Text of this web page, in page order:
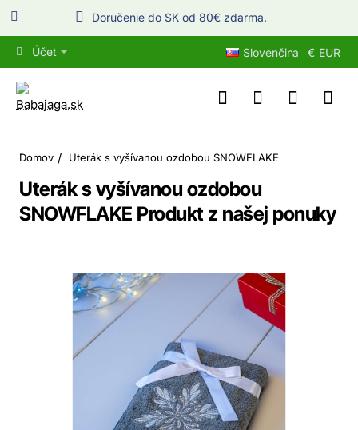
Doručenie do SK od 80€ zdarma.
Účet Slovenčina € EUR
Uterák s vyšívanou ozdobou
SNOWFLAKE Produkt z našej ponuky
Domov homeUterák s vyšívanou ozdobou SNOWFLAKE